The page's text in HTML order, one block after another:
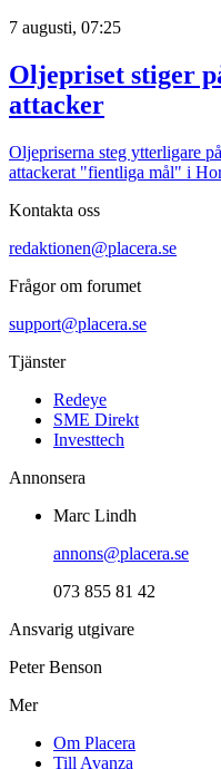
7 augusti, 07:25
Oljepriset stiger
attacker
Oljepriserna steg ytterligare
attackerat "fientliga mål" i
Kontakta oss
redaktionen@placera.se
Frågor om forumet
support@placera.se
Tjänster
Redeye
SME Direkt
Investtech
Annonsera
Marc Lindh
annons@placera.se
073 855 81 42
Ansvarig utgivare
Peter Benson
Mer
Om Placera
Till Avanza